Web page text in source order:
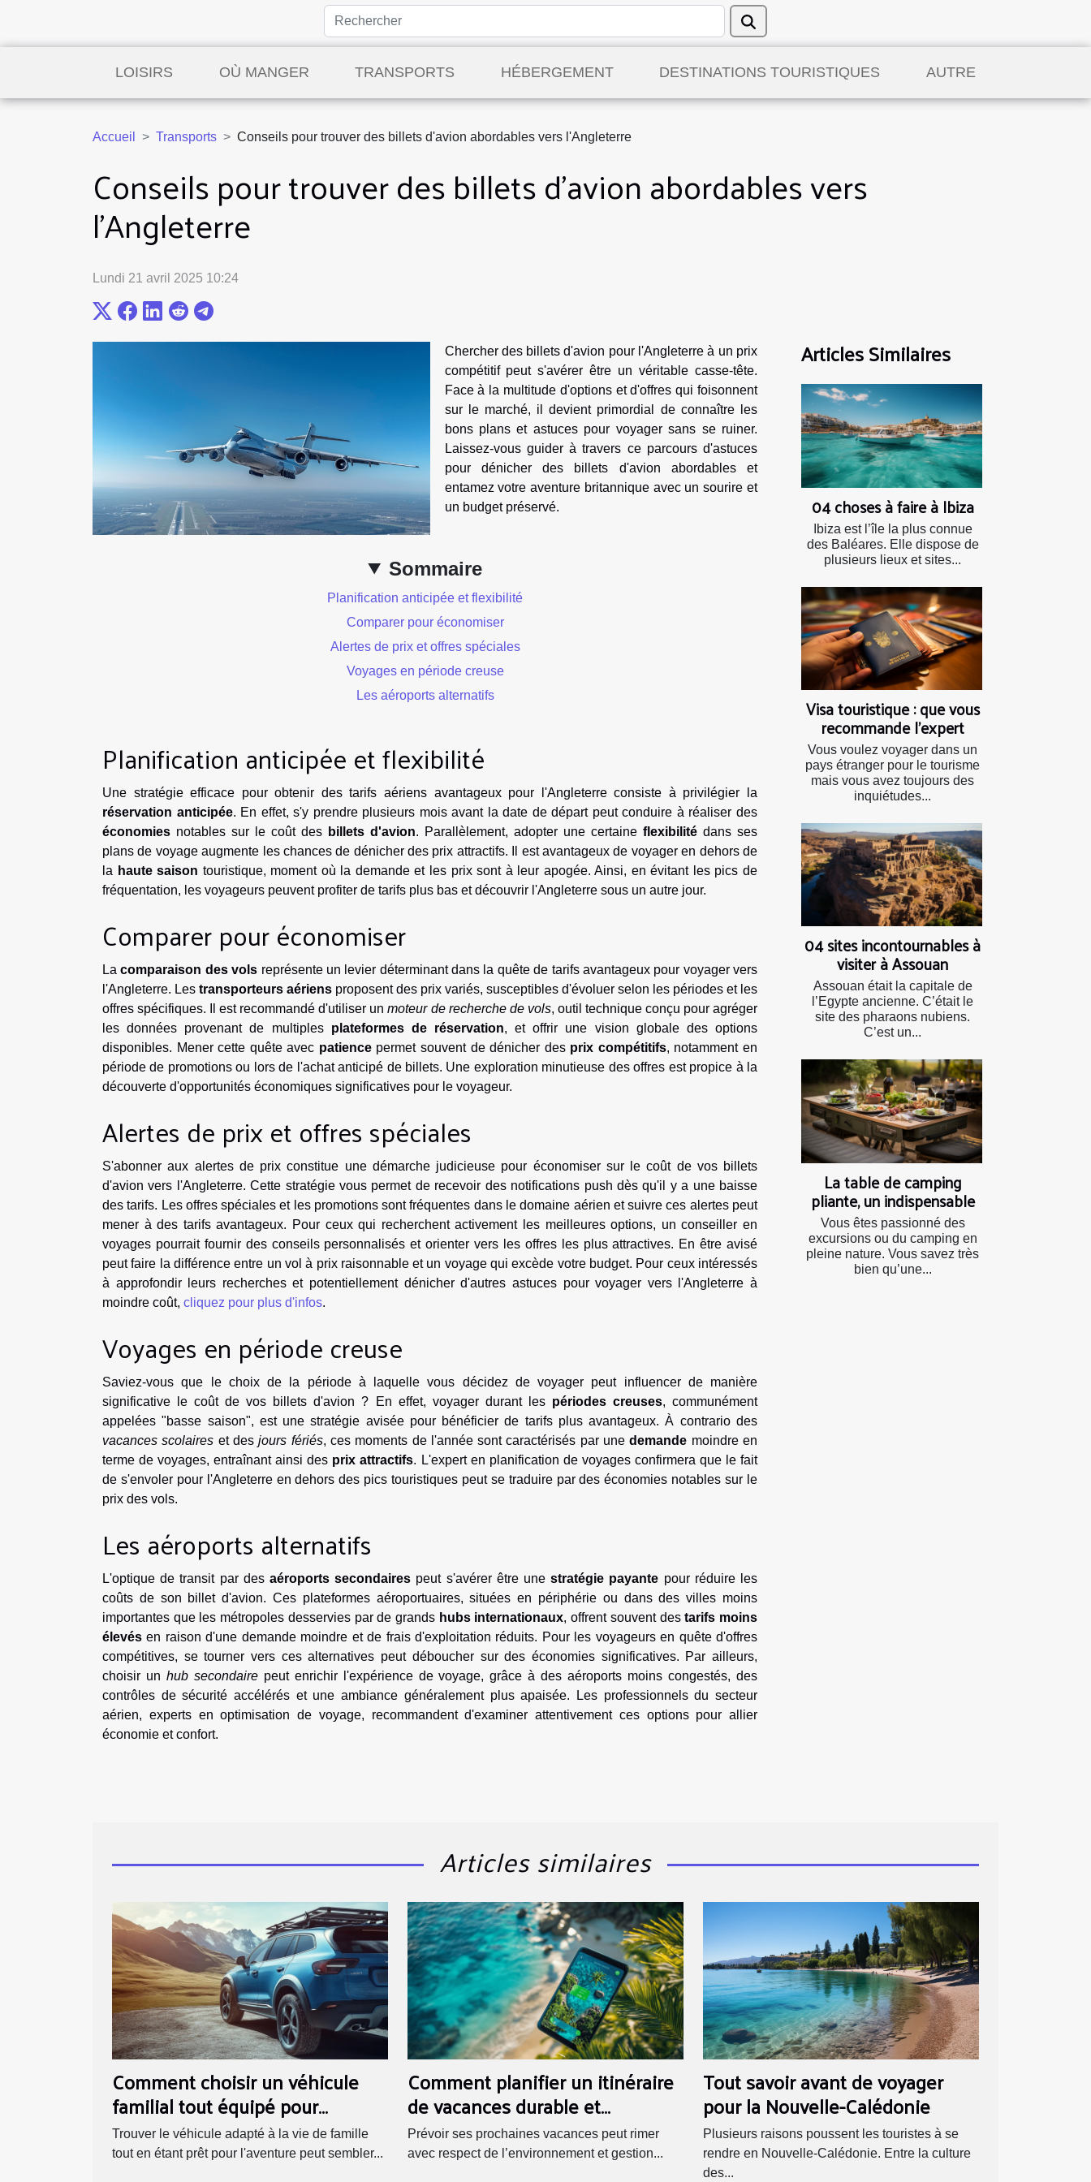
LOISIRS OÙ MANGER TRANSPORTS HÉBERGEMENT DESTINATIONS TOURISTIQUES AUTRE
Accueil Transports Conseils pour trouver des billets d'avion abordables vers l'Angleterre
Conseils pour trouver des billets d'avion abordables vers
l'Angleterre
Lundi 21 avril 2025 10:24
Sommaire
Planification anticipée et flexibilité
Comparer pour économiser
Alertes de prix et offres spéciales
Voyages en période creuse
Les aéroports alternatifs
Chercher des billets d'avion pour l'Angleterre à un prix
compétitif peut s'avérer être un véritable casse-tête.
Face à la multitude d'options et d'offres qui foisonnent
sur le marché, il devient primordial de connaître les
bons plans et astuces pour voyager sans se ruiner.
Laissez-vous guider à travers ce parcours d'astuces
pour dénicher des billets d'avion abordables et
entamez votre aventure britannique avec un sourire et
un budget préservé.
Planification anticipée et flexibilité
Une stratégie efficace pour obtenir des tarifs aériens avantageux pour l'Angleterre consiste à privilégier la
réservation anticipée. En effet, s'y prendre plusieurs mois avant la date de départ peut conduire à réaliser des
économies notables sur le coût des billets d'avion. Parallèlement, adopter une certaine flexibilité dans ses
plans de voyage augmente les chances de dénicher des prix attractifs. Il est avantageux de voyager en dehors de
la haute saison touristique, moment où la demande et les prix sont à leur apogée. Ainsi, en évitant les pics de
fréquentation, les voyageurs peuvent profiter de tarifs plus bas et découvrir l'Angleterre sous un autre jour.
Comparer pour économiser
Lacomparaison des vols représente un levier déterminant dans la quête de tarifs avantageux pour voyager vers
l'Angleterre. Les transporteurs aériens proposent des prix variés, susceptibles d'évoluer selon les périodes et les
offres spécifiques. Il est recommandé d'utiliser unmoteur de recherche de vols, outil technique conçu pour agréger
les données provenant de multiples plateformes de réservation, et offrir une vision globale des options
disponibles. Mener cette quête avec patiencepermet souvent de dénicher des prix compétitifs, notamment en
période de promotions ou lors de l'achat anticipé de billets. Une exploration minutieuse des offres est propice à la
découverte d'opportunités économiques significatives pour le voyageur.
Alertes de prix et offres spéciales
S'abonner aux alertes de prix constitue une démarche judicieuse pour économiser sur le coût de vos billets
d'avion vers l'Angleterre. Cette stratégie vous permet de recevoir des notifications push dès qu'il y a une baisse
des tarifs. Les offres spéciales et les promotions sont fréquentes dans le domaine aérien et suivre ces alertes peut
mener à des tarifs avantageux. Pour ceux qui recherchent activement les meilleures options, un conseiller en
voyages pourrait fournir des conseils personnalisés et orienter vers les offres les plus attractives. En être avisé
peut faire la différence entre un vol à prix raisonnable et un voyage qui excède votre budget. Pour ceux intéressés
à approfondir leurs recherches et potentiellement dénicher d'autres astuces pour voyager vers l'Angleterre à
moindre coût, cliquez pour plus d'infos.
Voyages en période creuse
Saviez-vous que le choix de la période à laquelle vous décidez de voyager peut influencer de manière
significative le coût de vos billets d'avion ? En effet, voyager durant les périodes creuses, communément
appelées "basse saison", est une stratégie avisée pour bénéficier de tarifs plus avantageux. À contrario des
vacances scolaires et desjours fériés, ces moments de l'année sont caractérisés par unedemande moindre en
terme de voyages, entraînant ainsi des prix attractifs. L'expert en planification de voyages confirmera que le fait
de s'envoler pour l'Angleterre en dehors des pics touristiques peut se traduire par des économies notables sur le
prix des vols.
Les aéroports alternatifs
L'optique de transit par des aéroports secondaires peut s'avérer être unestratégie payante pour réduire les
coûts de son billet d'avion. Ces plateformes aéroportuaires, situées en périphérie ou dans des villes moins
importantes que les métropoles desservies par de grands hubs internationaux, offrent souvent destarifs moins
élevés en raison d'une demande moindre et de frais d'exploitation réduits. Pour les voyageurs en quête d'offres
compétitives, se tourner vers ces alternatives peut déboucher sur des économies significatives. Par ailleurs,
choisir un hub secondairepeut enrichir l'expérience de voyage, grâce à des aéroports moins congestés, des
contrôles de sécurité accélérés et une ambiance généralement plus apaisée. Les professionnels du secteur
aérien, experts en optimisation de voyage, recommandent d'examiner attentivement ces options pour allier
économie et confort.
Articles Similaires
04 choses à faire à Ibiza
Ibiza est l’île la plus connue
des Baléares. Elle dispose de
plusieurs lieux et sites...
Visa touristique : que vous
recommande l’expert
Vous voulez voyager dans un
pays étranger pour le tourisme
mais vous avez toujours des
inquiétudes...
04 sites incontournables à
visiter à Assouan
Assouan était la capitale de
l’Egypte ancienne. C’était le
site des pharaons nubiens.
C’est un...
La table de camping
pliante, un indispensable
Vous êtes passionné des
excursions ou du camping en
pleine nature. Vous savez très
bien qu’une...
Articles similaires
Comment choisir un véhicule
familial tout équipé pour
l'aventure ?
Trouver le véhicule adapté à la vie de famille
tout en étant prêt pour l'aventure peut sembler...
Comment planifier un itinéraire
de vacances durable et
économique ?
Prévoir ses prochaines vacances peut rimer
avec respect de l’environnement et gestion...
Tout savoir avant de voyager
pour la Nouvelle-Calédonie
Plusieurs raisons poussent les touristes à se
rendre en Nouvelle-Calédonie. Entre la culture
des...